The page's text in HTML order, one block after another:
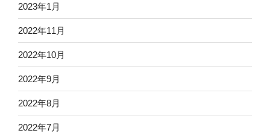
2023年1月
2022年11月
2022年10月
2022年9月
2022年8月
2022年7月